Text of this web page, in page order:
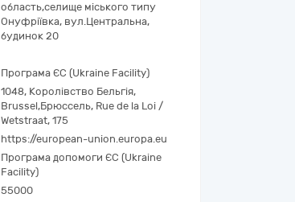
область,селище міського типу
Онуфріївка, вул.Центральна,
будинок 20
Програма ЄС (Ukraine Facility)
1048, Королівство Бельгія,
Brussel,Брюссель, Rue de la Loi /
Wetstraat, 175
https://european-union.europa.eu
Програма допомоги ЄС (Ukraine
Facility)
55000